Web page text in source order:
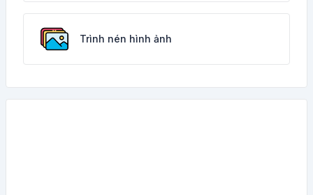
Trình nén hình ảnh